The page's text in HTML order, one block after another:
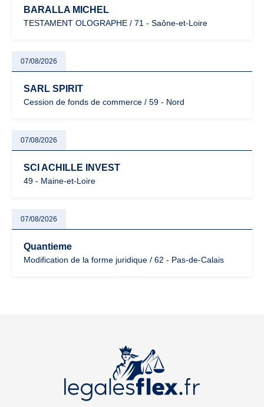
BARALLA MICHEL
TESTAMENT OLOGRAPHE / 71 - Saône-et-Loire
07/08/2026
SARL SPIRIT
Cession de fonds de commerce / 59 - Nord
07/08/2026
SCI ACHILLE INVEST
49 - Maine-et-Loire
07/08/2026
Quantieme
Modification de la forme juridique / 62 - Pas-de-Calais